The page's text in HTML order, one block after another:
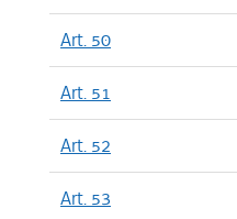
Art. 50
Art. 51
Art. 52
Art. 53